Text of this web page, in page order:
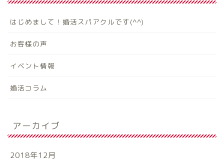
はじめまして！婚活スパアクルです(^^)
お客様の声
イベント情報
婚活コラム
アーカイブ
2018年12月